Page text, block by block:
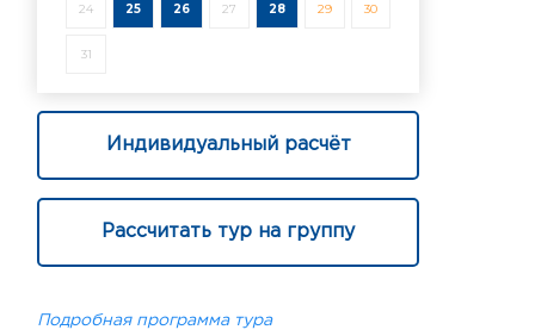
24 25 26 27 28 29 30
31
Индивидуальный расчёт
Рассчитать тур на группу
Подробная программа тура